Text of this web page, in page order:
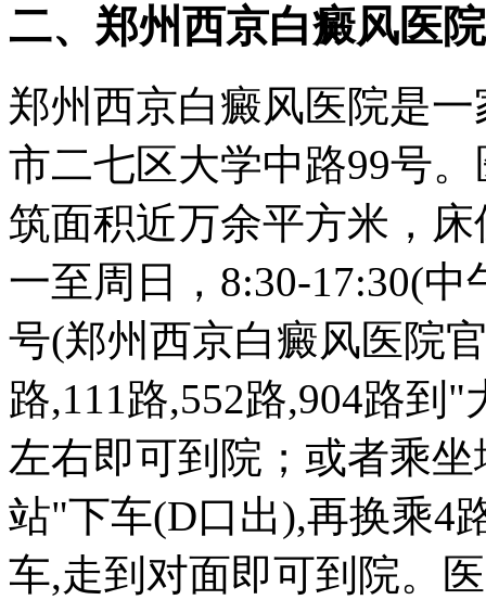
二、郑州西京白癜风医
郑州西京白癜风医院是
市二七区大学中路99号
筑面积近万余平方米，
一至周日，8:30-17:30(
号(郑州西京白癜风医院
路,111路,552路,904路到
左右即可到院；或者乘
站"下车(D口出),再换乘4
车,走到对面即可到院。